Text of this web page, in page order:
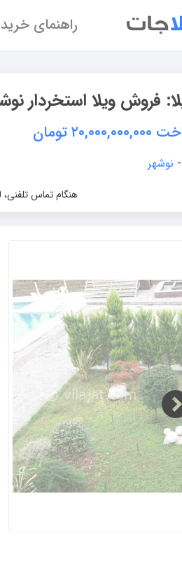
راهنمای
فروش ویلا استخردار
تومان
- نوشهر
هنگام تماس